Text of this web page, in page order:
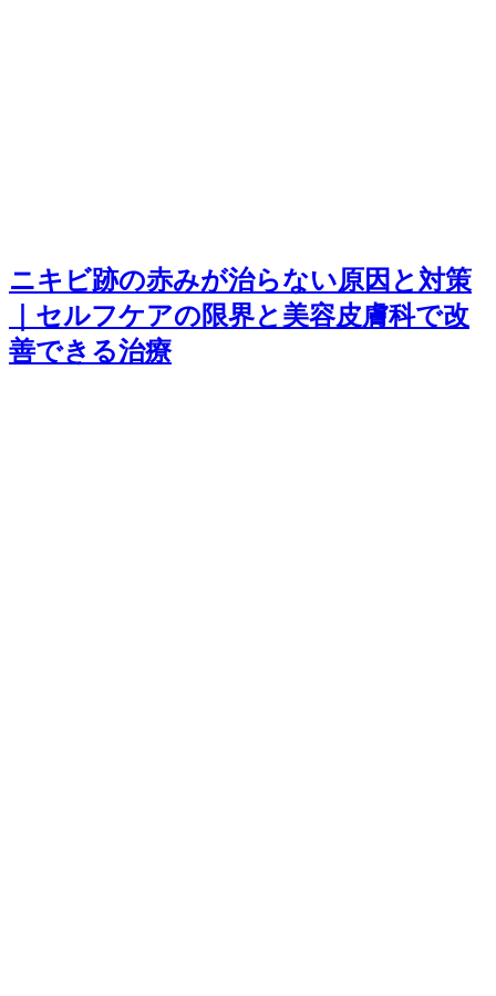
ニキビ跡の赤みが治らない原因と対策
｜セルフケアの限界と美容皮膚科で改
善できる治療